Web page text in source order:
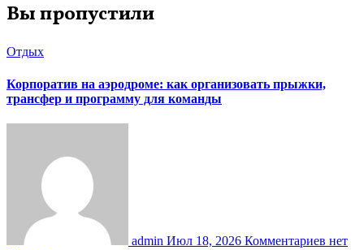
Вы пропустили
Отдых
Корпоратив на аэродроме: как организовать прыжки,
трансфер и программу для команды
admin Июл 18, 2026 Комментариев нет